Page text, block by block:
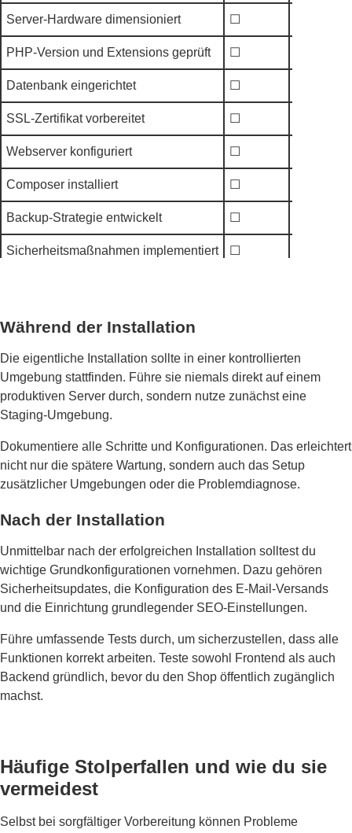
Server-Hardware dimensioniert ☐
PHP-Version und Extensions geprüft ☐
Datenbank eingerichtet ☐
SSL-Zertifikat vorbereitet ☐
Webserver konfiguriert ☐
Composer installiert ☐
Backup-Strategie entwickelt ☐
Sicherheitsmaßnahmen implementiert ☐
Während der Installation
Die eigentliche Installation sollte in einer kontrollierten
Umgebung stattfinden. Führe sie niemals direkt auf einem
produktiven Server durch, sondern nutze zunächst eine
Staging-Umgebung.
Dokumentiere alle Schritte und Konfigurationen. Das erleichtert
nicht nur die spätere Wartung, sondern auch das Setup
zusätzlicher Umgebungen oder die Problemdiagnose.
Nach der Installation
Unmittelbar nach der erfolgreichen Installation solltest du
wichtige Grundkonfigurationen vornehmen. Dazu gehören
Sicherheitsupdates, die Konfiguration des E-Mail-Versands
und die Einrichtung grundlegender SEO-Einstellungen.
Führe umfassende Tests durch, um sicherzustellen, dass alle
Funktionen korrekt arbeiten. Teste sowohl Frontend als auch
Backend gründlich, bevor du den Shop öffentlich zugänglich
machst.
Häufige Stolperfallen und wie du sie
vermeidest
Selbst bei sorgfältiger Vorbereitung können Probleme